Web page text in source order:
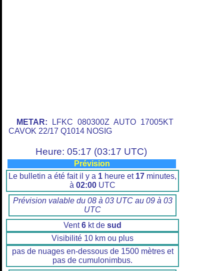
METAR: LFKC 080300Z AUTO 17005KT
CAVOK 22/17 Q1014 NOSIG
Heure: 05:17 (03:17 UTC)
Prévision
Le bulletin a été fait il y a 1 heure et 17 minutes,
à 02:00 UTC
Prévision valable du 08 à 03 UTC au 09 à 03
UTC
Vent6 kt de sud
Visibilité 10 km ou plus
pas de nuages en-dessous de 1500 mètres et
pas de cumulonimbus.